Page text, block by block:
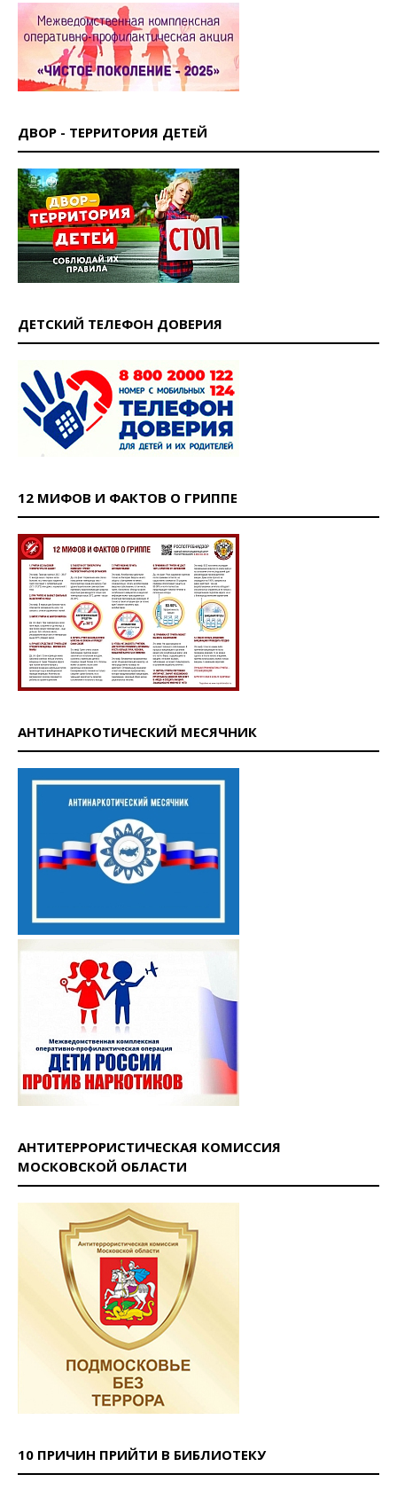
ДВОР - ТЕРРИТОРИЯ ДЕТЕЙ
ДЕТСКИЙ ТЕЛЕФОН ДОВЕРИЯ
12 МИФОВ И ФАКТОВ О ГРИППЕ
АНТИНАРКОТИЧЕСКИЙ МЕСЯЧНИК
АНТИТЕРРОРИСТИЧЕСКАЯ КОМИССИЯ
МОСКОВСКОЙ ОБЛАСТИ
10 ПРИЧИН ПРИЙТИ В БИБЛИОТЕКУ